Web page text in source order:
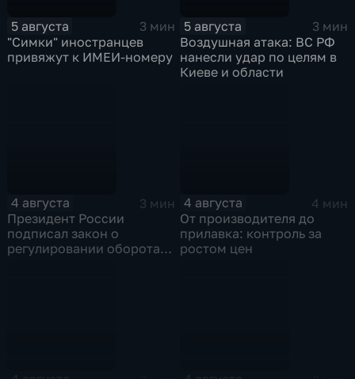
5 августа
3 мин
"Симки" иностранцев
привяжут к ИМЕИ-номеру
5 августа
3 мин
Воздушная атака: ВС РФ
нанесли удар по целям в
Киеве и области
4 августа
3 мин
Президент России
подписал закон о
регулировании оборота
4 августа
4 мин
От производителя до
прилавка: контроль за
ростом цен